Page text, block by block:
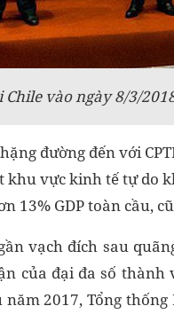
Chile vào ngày 8/3/
đường đến với
khu vực kinh tế tự do
13% GDP toàn cầu,
vạch đích sau
của đại đa số thành
2017, Tổng